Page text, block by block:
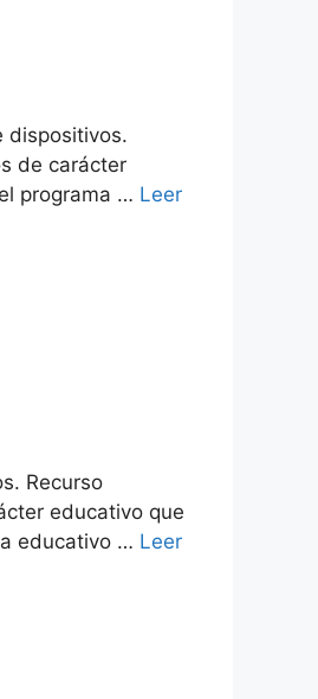
dispositivos.
de carácter
programa … Leer
Recurso
educativo que
educativo … Leer